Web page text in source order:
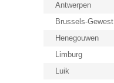
Antwerpen
Brussels-Gewest
Henegouwen
Limburg
Luik